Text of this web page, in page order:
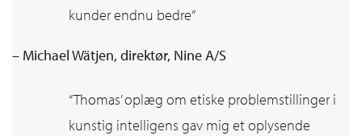
kunder endnu bedre”
– Michael Wätjen, direktør, Nine A/S
“Thomas’ oplæg om etiske problemstillinger i
kunstig intelligens gav mig et oplysende